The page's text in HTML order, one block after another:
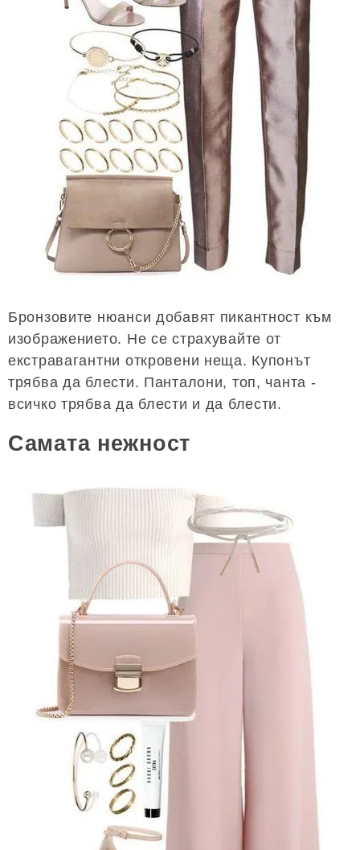
Бронзовите нюанси добавят пикантност към
изображението. Не се страхувайте от
екстравагантни откровени неща. Купонът
трябва да блести. Панталони, топ, чанта -
всичко трябва да блести и да блести.
Самата нежност